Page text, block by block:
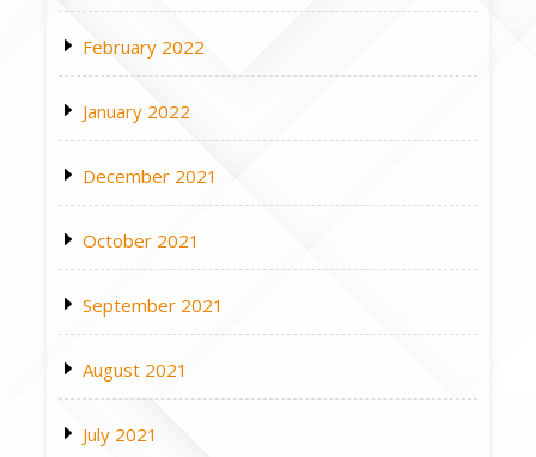
February 2022
January 2022
December 2021
October 2021
September 2021
August 2021
July 2021